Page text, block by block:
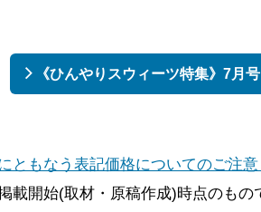
《ひんやりスウィーツ特集》7月
ともなう表記価格についてのご注意
載開始(取材・原稿作成)時点のもの